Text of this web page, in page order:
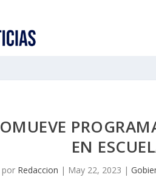
EN
por Redaccion | May 22, 2023 |